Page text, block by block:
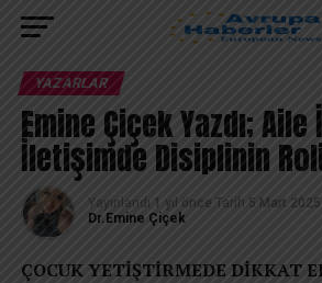
YAZARLAR
Emine Çiçek Yazdı; Aile
İletişimde Disiplinin
Yayınlandı 1 yıl önce Tarih 5 Mart 2025
Dr.Emine Çiçek
ÇOCUK YETİŞTİRMEDE DİKKAT